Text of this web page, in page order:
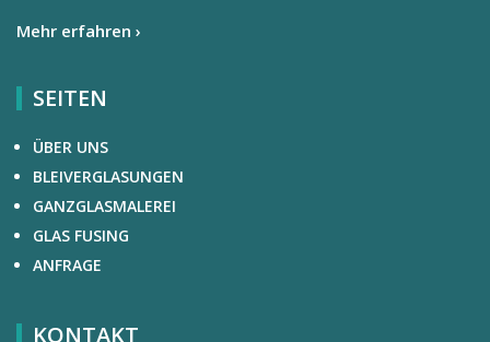
Mehr erfahren ›
SEITEN
ÜBER UNS
BLEIVERGLASUNGEN
GANZGLASMALEREI
GLAS FUSING
ANFRAGE
KONTAKT